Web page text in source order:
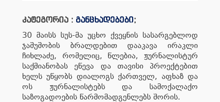
კატეგორია : განცხადებები;
30 მაისს სუს-მა უცხო ქვეყნის სასარგებლოდ
ჯაშუშობის ბრალდებით დააკავა ირაკლი
ჩიხლაძე, რომელიც, წლებია, ჟურნალისტურ
საქმიანობას ეწევა და თავისი პროექტებით
ხელს უწყობს დიალოგს ქართველ, აფხაზ და
ოს ჟურნალისტებს და სამოქალაქო
საზოგადოების წარმომადგენლებს შორის.